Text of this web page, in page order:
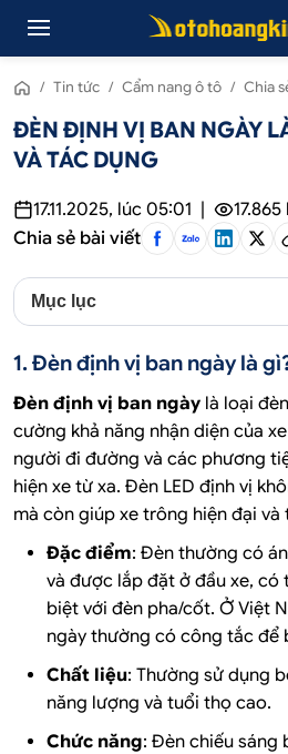
/ Tin tức / Cẩm nang ô tô / Chia
ĐÈN ĐỊNH VỊ BAN NGÀY
VÀ TÁC DỤNG
17.11.2025, lúc 05:01 17.865
Chia sẻ bài viết
Mục lục
1. Đèn định vị ban ngày là
Đèn định vị ban ngày là loại
cường khả năng nhận diện của
người đi đường và các phương
hiện xe từ xa. Đèn LED định vị
mà còn giúp xe trông hiện đại và
Đặc điểm: Đèn thường có
và được lắp đặt ở đầu xe, có
biệt với đèn pha/cốt. Ở Việt
ngày thường có công tắc để
Chất liệu: Thường sử dụng
năng lượng và tuổi thọ cao.
Chức năng: Đèn chiếu sáng